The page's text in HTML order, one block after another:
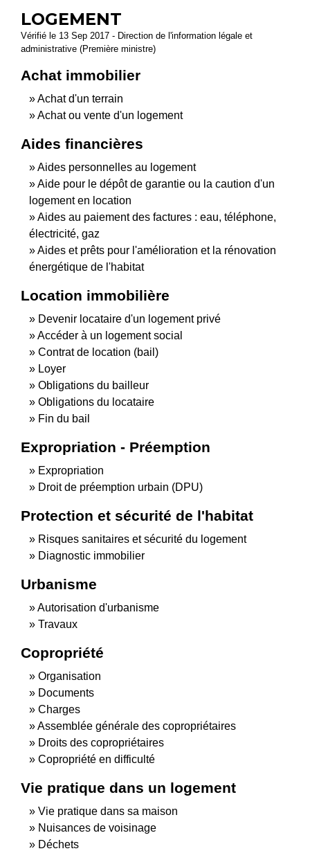
LOGEMENT
Vérifié le 13 Sep 2017 - Direction de l'information légale et
administrative (Première ministre)
Achat immobilier
Achat d'un terrain
Achat ou vente d'un logement
Aides financières
Aides personnelles au logement
Aide pour le dépôt de garantie ou la caution d'un
logement en location
Aides au paiement des factures : eau, téléphone,
électricité, gaz
Aides et prêts pour l'amélioration et la rénovation
énergétique de l'habitat
Location immobilière
Devenir locataire d'un logement privé
Accéder à un logement social
Contrat de location (bail)
Loyer
Obligations du bailleur
Obligations du locataire
Fin du bail
Expropriation - Préemption
Expropriation
Droit de préemption urbain (DPU)
Protection et sécurité de l'habitat
Risques sanitaires et sécurité du logement
Diagnostic immobilier
Urbanisme
Autorisation d'urbanisme
Travaux
Copropriété
Organisation
Documents
Charges
Assemblée générale des copropriétaires
Droits des copropriétaires
Copropriété en difficulté
Vie pratique dans un logement
Vie pratique dans sa maison
Nuisances de voisinage
Déchets